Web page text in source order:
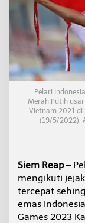
Pelari
Merah Putih
Vietnam 2021 di
(19/5/2022).
Siem Reap–
mengikuti
tercepat
emas
Games 2023